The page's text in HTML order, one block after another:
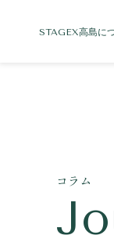
STAGEX高島に
コラム